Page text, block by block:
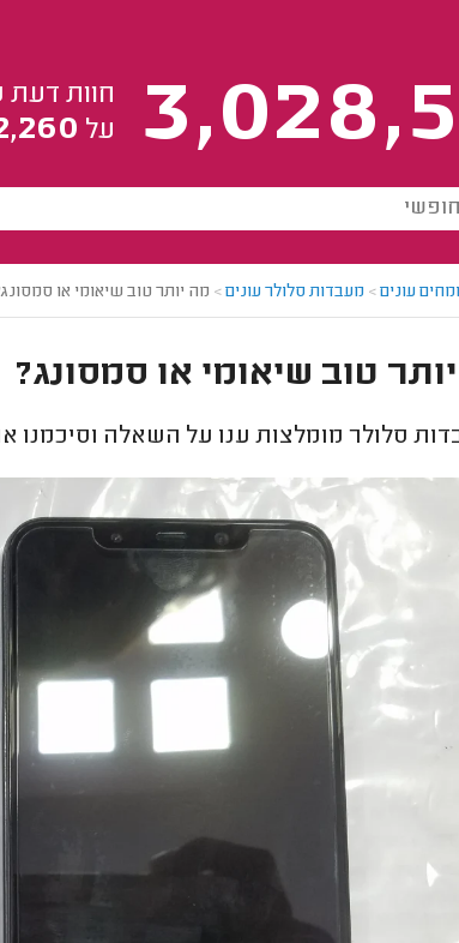
חוות דעת
על
עונים> מעבדות סלולר עונים> מה יותר טוב שיאומי או
טוב שיאומי או סמסונג?
סלולר מומלצות ענו על השאלה וסיכמנו